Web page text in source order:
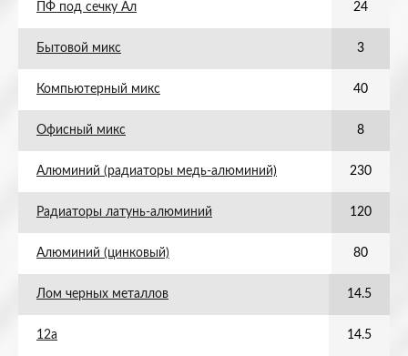
ПФ под сечку Ал 24
Бытовой микс 3
Компьютерный микс 40
Офисный микс 8
Алюминий (радиаторы медь-алюминий) 230
Радиаторы латунь-алюминий 120
Алюминий (цинковый) 80
Лом черных металлов 14.5
12а 14.5